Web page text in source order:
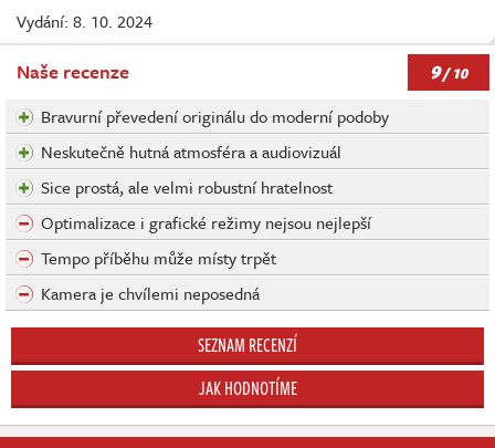
Vydání: 8. 10. 2024
Naše recenze 9/ 10
Bravurní převedení originálu do moderní podoby
Neskutečně hutná atmosféra a audiovizuál
Sice prostá, ale velmi robustní hratelnost
Optimalizace i grafické režimy nejsou nejlepší
Tempo příběhu může místy trpět
Kamera je chvílemi neposedná
SEZNAM RECENZÍ
JAK HODNOTÍME